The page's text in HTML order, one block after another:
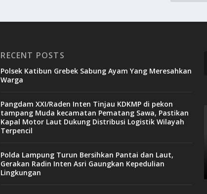
RECENT POSTS
Polsek Katibun Grebek Sabung Ayam Yang Meresahkan
Warga
Pangdam XXI/Raden Inten Tinjau KDKMP di pekon
tampang Muda kecamatan Pematang Sawa, Pastikan
Kapal Motor Laut Dukung Distribusi Logistik Wilayah
Terpencil
Polda Lampung Turun Bersihkan Pantai dan Laut,
Gerakan Radin Inten Asri Gaungkan Kepedulian
Lingkungan